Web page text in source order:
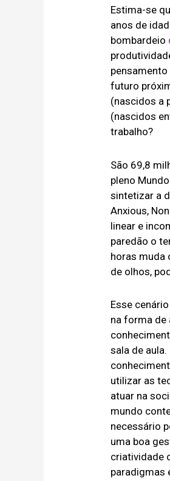
Estima-se
anos de
bombardeio
futuro
(nascidos a
(nascidos
trabalho?
São 69,8
pleno
sintetizar a
Anxious,
linear e
paredão o
horas muda
de olhos,
Esse
na forma de
sala de
utilizar as
atuar na
mundo
necessário
uma boa
criatividade
paradigmas